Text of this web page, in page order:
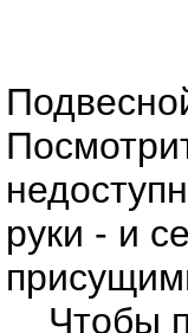
руки - и
Чтобы